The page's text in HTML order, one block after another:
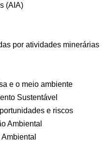
(AIA)
por atividades minerárias
e o meio ambiente
Sustentável
e riscos
Ambiental